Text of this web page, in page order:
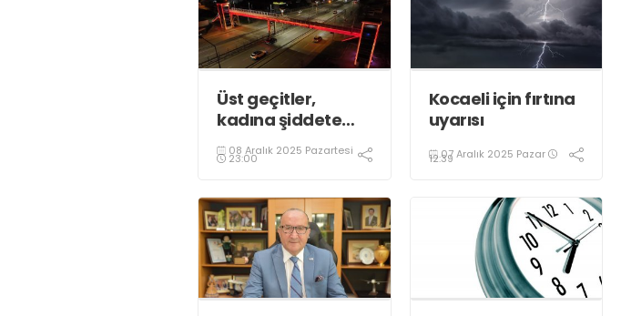
Üst geçitler,
kadına şiddete
karşı “turuncu”
renkle aydınlatıldı;
08 Aralık 2025 Pazartesi
23:00
Kocaeli için fırtına
uyarısı
07 Aralık 2025 Pazar
12:39